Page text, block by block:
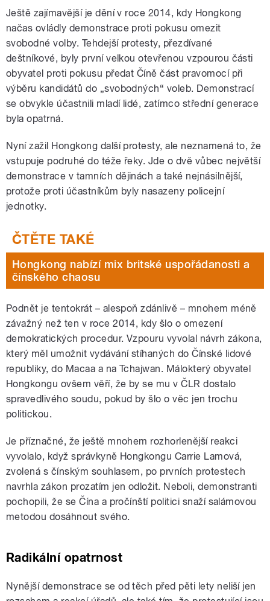
Ještě zajímavější je dění v roce 2014, kdy Hongkong
načas ovládly demonstrace proti pokusu omezit
svobodné volby. Tehdejší protesty, přezdívané
deštníkové, byly první velkou otevřenou vzpourou části
obyvatel proti pokusu předat Číně část pravomocí při
výběru kandidátů do „svobodných“ voleb. Demonstrací
se obvykle účastnili mladí lidé, zatímco střední generace
byla opatrná.
Nyní zažil Hongkong další protesty, ale neznamená to, že
vstupuje podruhé do téže řeky. Jde o dvě vůbec největší
demonstrace v tamních dějinách a také nejnásilnější,
protože proti účastníkům byly nasazeny policejní
jednotky.
Hongkong nabízí mix britské uspořádanosti a
čínského chaosu
Podnět je tentokrát – alespoň zdánlivě – mnohem méně
závažný než ten v roce 2014, kdy šlo o omezení
demokratických procedur. Vzpouru vyvolal návrh zákona,
který měl umožnit vydávání stíhaných do Čínské lidové
republiky, do Macaa a na Tchajwan. Málokterý obyvatel
Hongkongu ovšem věří, že by se mu v ČLR dostalo
spravedlivého soudu, pokud by šlo o věc jen trochu
politickou.
Je příznačné, že ještě mnohem rozhorlenější reakci
vyvolalo, když správkyně Hongkongu Carrie Lamová,
zvolená s čínským souhlasem, po prvních protestech
navrhla zákon prozatím jen odložit. Neboli, demonstranti
pochopili, že se Čína a pročínští politici snaží salámovou
metodou dosáhnout svého.
Radikální opatrnost
Nynější demonstrace se od těch před pěti lety neliší jen